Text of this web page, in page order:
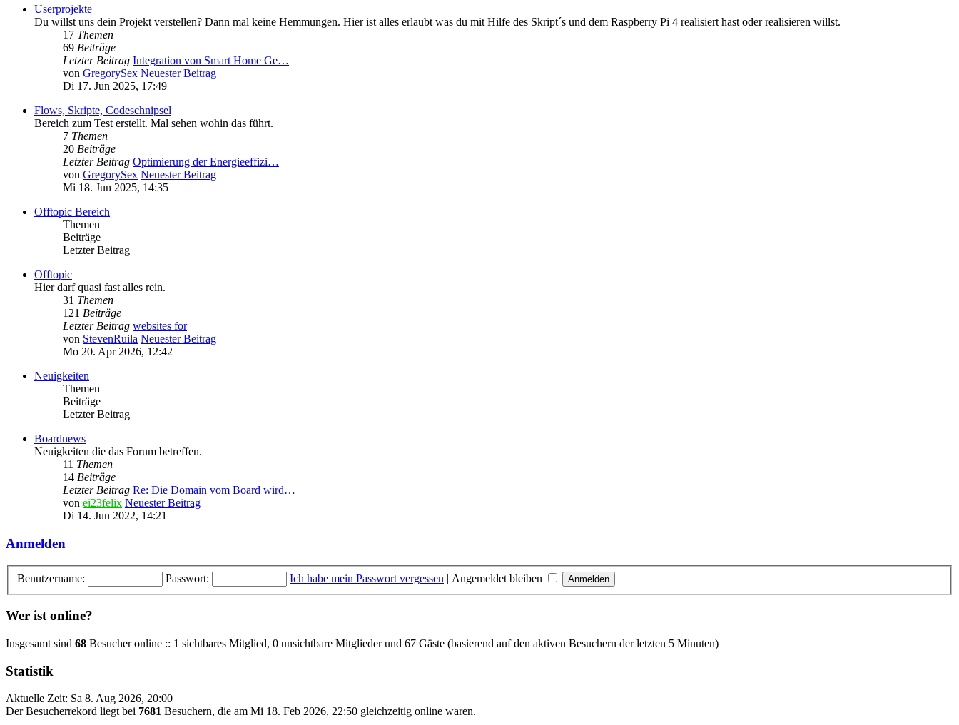
Userprojekte
Du willst uns dein Projekt verstellen? Dann mal keine Hemmungen. Hier ist alles erlaubt was du mit Hilfe des Skript´s und dem Raspberry Pi 4 realisiert hast oder realisieren willst.
17 Themen
69 Beiträge
Letzter Beitrag Integration von Smart Home Ge…
von GregorySex Neuester Beitrag
Di 17. Jun 2025, 17:49
Flows, Skripte, Codeschnipsel
Bereich zum Test erstellt. Mal sehen wohin das führt.
7 Themen
20 Beiträge
Letzter Beitrag Optimierung der Energieeffizi…
von GregorySex Neuester Beitrag
Mi 18. Jun 2025, 14:35
Offtopic Bereich
Themen
Beiträge
Letzter Beitrag
Offtopic
Hier darf quasi fast alles rein.
31 Themen
121 Beiträge
Letzter Beitrag websites for
von StevenRuila Neuester Beitrag
Mo 20. Apr 2026, 12:42
Neuigkeiten
Themen
Beiträge
Letzter Beitrag
Boardnews
Neuigkeiten die das Forum betreffen.
11 Themen
14 Beiträge
Letzter Beitrag Re: Die Domain vom Board wird…
von ei23felix Neuester Beitrag
Di 14. Jun 2022, 14:21
Anmelden
Benutzername: Passwort: Ich habe mein Passwort vergessen | Angemeldet bleiben
Wer ist online?
Insgesamt sind 68 Besucher online :: 1 sichtbares Mitglied, 0 unsichtbare Mitglieder und 67 Gäste (basierend auf den aktiven Besuchern der letzten 5 Minuten)
Statistik
Aktuelle Zeit: Sa 8. Aug 2026, 20:00
Der Besucherrekord liegt bei 7681 Besuchern, die am Mi 18. Feb 2026, 22:50 gleichzeitig online waren.